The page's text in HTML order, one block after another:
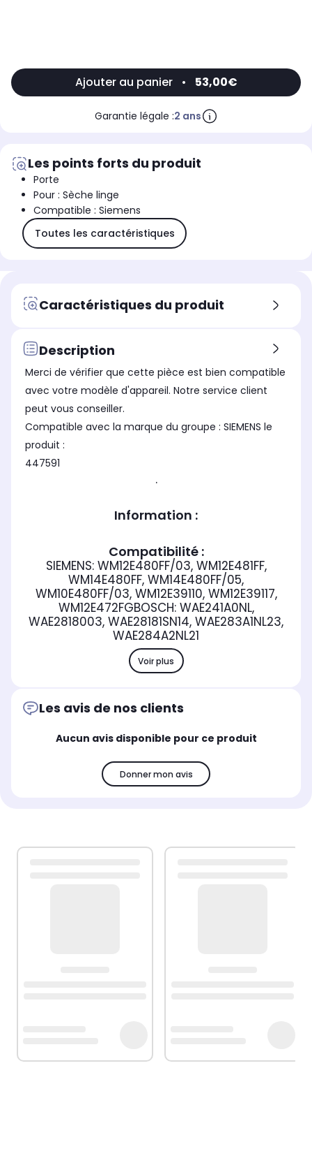
Ajouter au panier • 53,00€
Garantie légale :2 ans
Les points forts du produit
Porte
Pour : Sèche linge
Compatible : Siemens
Toutes les caractéristiques
Caractéristiques du produit
Description
Merci de vérifier que cette pièce est bien compatible
avec votre modèle d'appareil. Notre service client
peut vous conseiller.
Compatible avec la marque du groupe : SIEMENS le
produit :
447591
.
Information :
Compatibilité :
SIEMENS: WM12E480FF/03, WM12E481FF,
WM14E480FF, WM14E480FF/05,
WM10E480FF/03, WM12E39110, WM12E39117,
WM12E472FGBOSCH: WAE241A0NL,
WAE2818003, WAE28181SN14, WAE283A1NL23,
WAE284A2NL21
Voir plus
Les avis de nos clients
Aucun avis disponible pour ce produit
Donner mon avis